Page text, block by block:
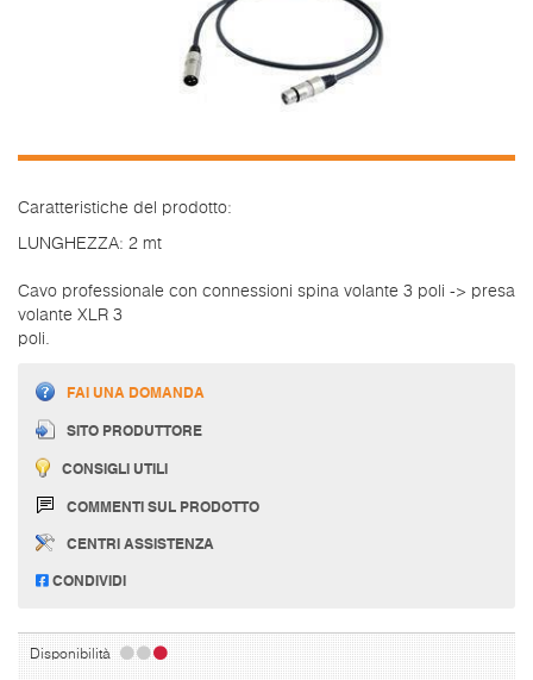
Caratteristiche del prodotto:
LUNGHEZZA: 2 mt
Cavo professionale con connessioni spina volante 3 poli -> presa
volante XLR 3
poli.
FAI UNA DOMANDA
SITO PRODUTTORE
CONSIGLI UTILI
COMMENTI SUL PRODOTTO
CENTRI ASSISTENZA
CONDIVIDI
Disponibilità